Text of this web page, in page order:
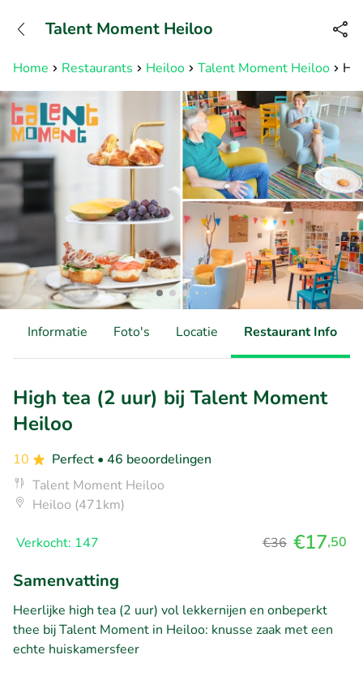
Bereikbaar tot 23:00 uur
Home Restaurants Heiloo Talent Moment Heiloo
Talent Moment Heiloo
Informatie Foto's Locatie Restaurant Info
High tea (2 uur) bij Talent Moment
Heiloo
10 Perfect • 46 beoordelingen
Talent Moment Heiloo
Heiloo (471km)
Verkocht: 147 €36 €17,50
Samenvatting
Heerlijke high tea (2 uur) vol lekkernijen en onbeperkt
thee bij Talent Moment in Heiloo: knusse zaak met een
echte huiskamersfeer